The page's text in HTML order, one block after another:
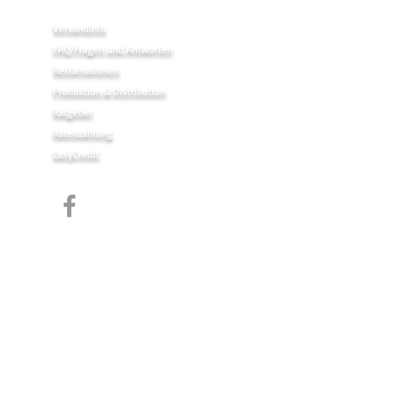
Versandinfo
FAQ/Fragen und Antworten
Reklamationen
Produktion & Distribution
Ratgeber
Ratenzahlung
EasyCredit